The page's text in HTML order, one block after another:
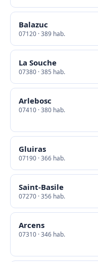
Balazuc
07120 · 389 hab.
La Souche
07380 · 385 hab.
Arlebosc
07410 · 380 hab.
Gluiras
07190 · 366 hab.
Saint-Basile
07270 · 356 hab.
Arcens
07310 · 346 hab.